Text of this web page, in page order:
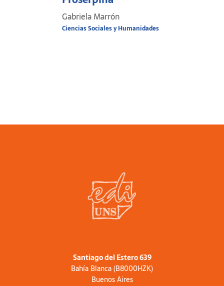
Gabriela Marrón
Ciencias Sociales y Humanidades
Santiago del Estero 639
Bahía Blanca (B8000HZK)
Buenos Aires